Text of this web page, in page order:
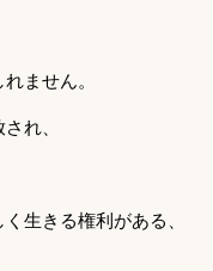
ません。
れ、
生きる権利がある、